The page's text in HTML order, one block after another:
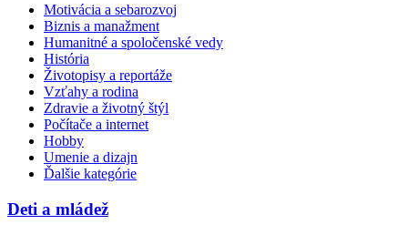
Motivácia a sebarozvoj
Biznis a manažment
Humanitné a spoločenské vedy
História
Životopisy a reportáže
Vzťahy a rodina
Zdravie a životný štýl
Počítače a internet
Hobby
Umenie a dizajn
Ďalšie kategórie
Deti a mládež